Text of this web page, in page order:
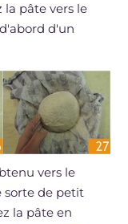
la pâte vers le
d'un
vers le
sorte de petit
la pâte en